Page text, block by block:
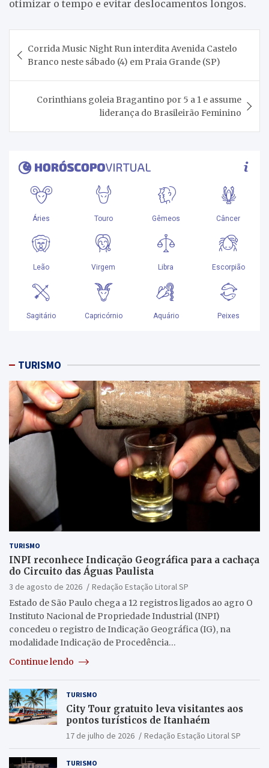
otimizar o tempo e evitar deslocamentos longos.
de
Post
Corrida Music Night Run interdita Avenida Castelo
Branco neste sábado (4) em Praia Grande (SP)
Corinthians goleia Bragantino por 5 a 1 e assume
liderança do Brasileirão Feminino
TURISMO
TURISMO
INPI reconhece Indicação Geográfica para a cachaça
do Circuito das Águas Paulista
3 de agosto de 2026
Redação Estação Litoral SP
Estado de São Paulo chega a 12 registros ligados ao agro O
Instituto Nacional de Propriedade Industrial (INPI)
concedeu o registro de Indicação Geográfica (IG), na
modalidade Indicação de Procedência…
Continue lendo
TURISMO
City Tour gratuito leva visitantes aos
pontos turísticos de Itanhaém
17 de julho de 2026 Redação Estação Litoral SP
TURISMO